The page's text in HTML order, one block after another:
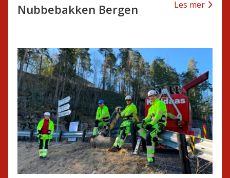
Nubbebakken Bergen Les mer